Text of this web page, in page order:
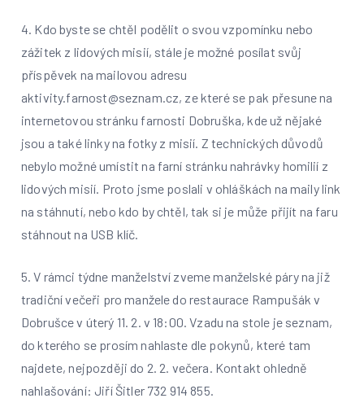
4. Kdo byste se chtěl podělit o svou vzpomínku nebo
zážitek z lidových misií, stále je možné posílat svůj
příspěvek na mailovou adresu
aktivity.farnost@seznam.cz, ze které se pak přesune na
internetovou stránku farnosti Dobruška, kde už nějaké
jsou a také linky na fotky z misií. Z technických důvodů
nebylo možné umístit na farní stránku nahrávky homilií z
lidových misií. Proto jsme poslali v ohláškách na maily link
na stáhnutí, nebo kdo by chtěl, tak si je může přijít na faru
stáhnout na USB klíč.
5. V rámci týdne manželství zveme manželské páry na již
tradiční večeři pro manžele do restaurace Rampušák v
Dobrušce v úterý 11. 2. v 18:00. Vzadu na stole je seznam,
do kterého se prosím nahlaste dle pokynů, které tam
najdete, nejpozději do 2. 2. večera. Kontakt ohledně
nahlašování: Jiří Šitler 732 914 855.